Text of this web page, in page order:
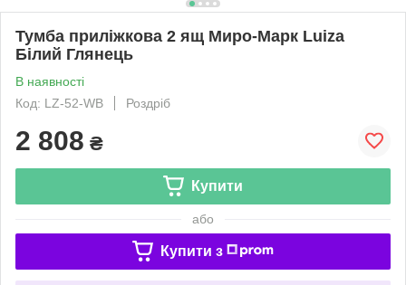
Тумба приліжкова 2 ящ Миро-Марк Luiza
Білий Глянець
В наявності
Код: LZ-52-WB
Роздріб
2 808 ₴
Купити
або
Купити з